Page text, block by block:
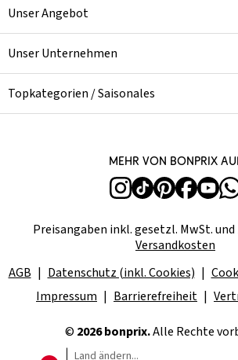
Unser Angebot
Unser Unternehmen
Topkategorien / Saisonales
Mehr von bonprix
Preisangaben inkl. gesetzl. MwSt. und
Versandkosten
AGB
Datenschutz (inkl. Cookies)
Impressum
Barrierefreiheit
© 2026 bonprix.Alle Rechte
Land ändern...